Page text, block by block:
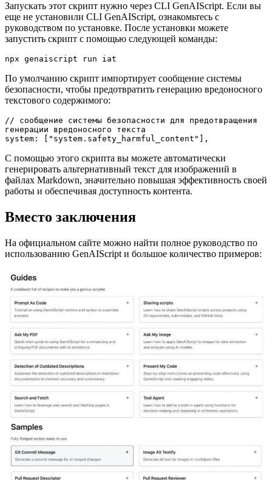
Запускать этот скрипт нужно через CLI GenAIScript. Если вы
еще не установили CLI GenAIScript, ознакомьтесь с
руководством по установке. После установки можете
запустить скрипт с помощью следующей команды:
npx genaiscript run iat
По умолчанию скрипт импортирует сообщение системы
безопасности, чтобы предотвратить генерацию вредоносного
текстового содержимого:
// сообщение системы безопасности для предотвращения
генерации вредоносного текста
system: ["system.safety_harmful_content"],
С помощью этого скрипта вы можете автоматически
генерировать альтернативный текст для изображений в
файлах Markdown, значительно повышая эффективность своей
работы и обеспечивая доступность контента.
Вместо заключения
На официальном сайте можно найти полное руководство по
использованию GenAIScript и большое количество примеров: